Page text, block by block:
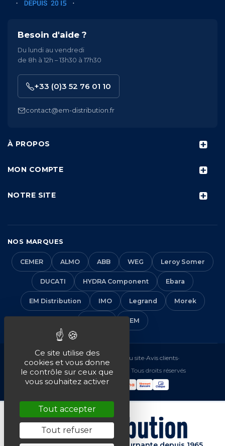
À PROPOS
MON COMPTE
NOTRE SITE
Besoin d'aide ?
Du lundi au vendredi
de 8h à 12h – 13h30 à 17h30
+33 (0)3 52 76 01 10
contact@em-distribution.fr
NOS MARQUES
CEMER ALMO ABB WEG Leroy Somer
DUCATI HYDRA Component Ebara
EM Distribution IMO Legrand Morek
VEM
Mentions légales•CGV Plan du site•Avis clients•
© 2016-2026 EM Distribution - Tous droits réservés
Ce site utilise des
cookies et vous donne
le contrôle sur ceux que
vous souhaitez activer
Tout accepter
Tout refuser